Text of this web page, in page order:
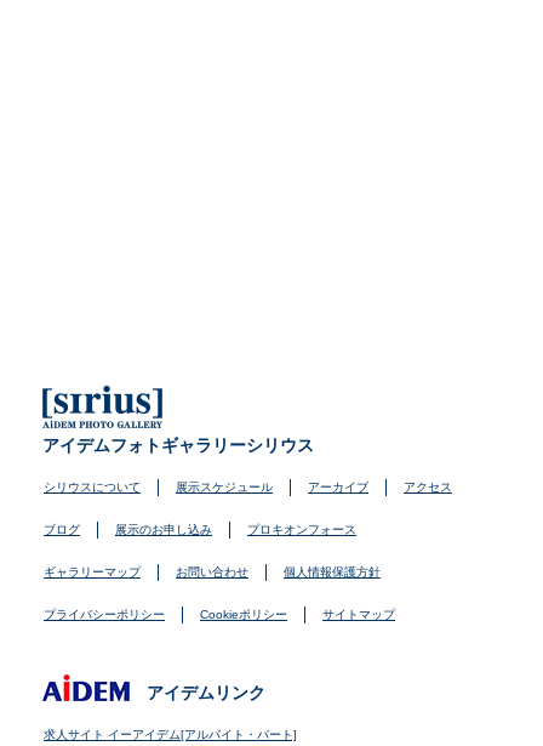
アイデムフォトギャラリーシリウス
シリウスについて 展示スケジュール アーカイブ アクセス
ブログ 展示のお申し込み プロキオンフォース
ギャラリーマップ お問い合わせ 個人情報保護方針
プライバシーポリシー Cookieポリシー サイトマップ
アイデムリンク
求人サイト イーアイデム[アルバイト・パート]